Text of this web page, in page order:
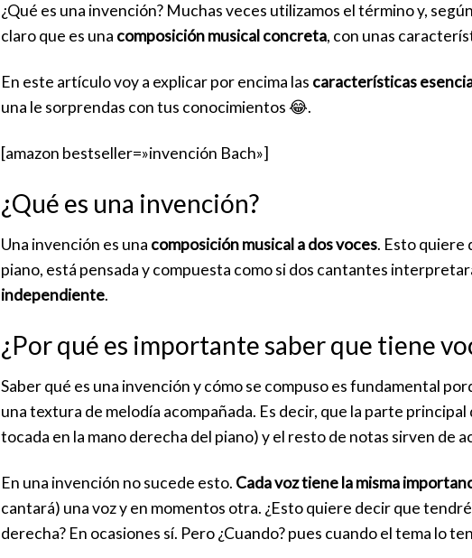
¿Qué es una invención? Muchas veces utilizamos el término y,
claro que es una composición musical concreta, con unas
En este artículo voy a explicar por encima las características
una le sorprendas con tus conocimientos 😂.
[amazon bestseller=»invención Bach»]
¿Qué es una invención?
Una invención es una composición musical a dos voces. Esto quiere
piano, está pensada y compuesta como si dos cantantes
independiente.
¿Por qué es importante saber que tiene
Saber qué es una invención y cómo se compuso es fundamental
una textura de melodía acompañada. Es decir, que la parte
tocada en la mano derecha del piano) y el resto de notas sirven de
En una invención no sucede esto. Cada voz tiene la misma
cantará) una voz y en momentos otra. ¿Esto quiere decir que
derecha? En ocasiones sí. Pero ¿Cuando? pues cuando el tema lo